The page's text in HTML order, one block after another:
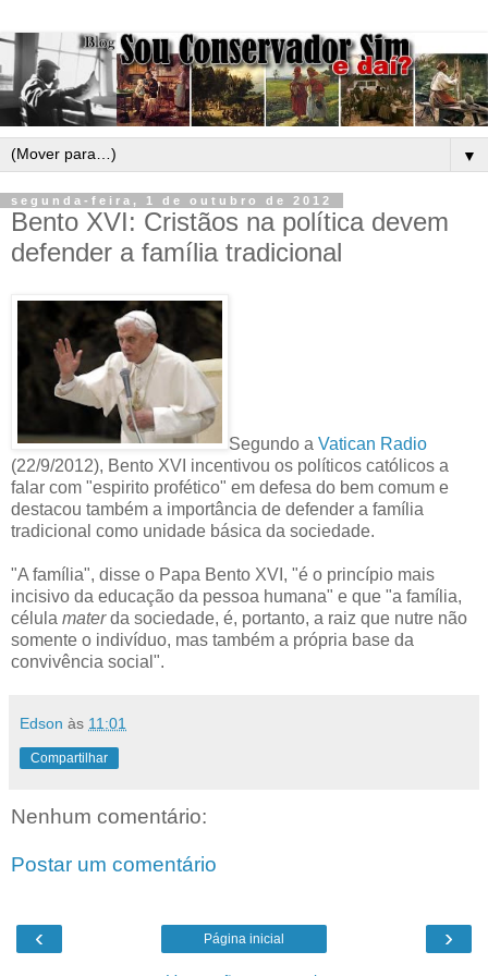
▼
segunda-feira, 1 de outubro de 2012
Bento XVI: Cristãos na política devem
defender a família tradicional
Segundo a Vatican Radio
(22/9/2012), Bento XVI incentivou os políticos católicos a
falar com "espirito profético" em defesa do bem comum e
destacou também a importância de defender a família
tradicional como unidade básica da sociedade.
"A família", disse o Papa Bento XVI, "é o princípio mais
incisivo da educação da pessoa humana" e que "a família,
célula materda sociedade, é, portanto, a raiz que nutre não
somente o indivíduo, mas também a própria base da
convivência social".
Edson às 11:01
Compartilhar
Nenhum comentário:
Postar um comentário
‹ ›
Página inicial